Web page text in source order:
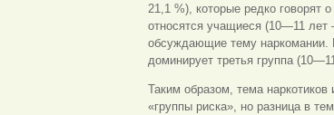
21,1 %), которые редко говорят
относятся учащиеся (10—11
обсуждающие тему наркомании.
доминирует третья группа
Таким образом, тема
«группы риска», но разница в